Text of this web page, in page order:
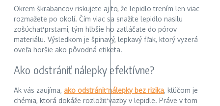
Okrem škrabancov riskujete aj to, že lepidlo trením len viac
rozmažete po okolí. Čím viac sa snažíte lepidlo nasilu
zošúchať prstami, tým hlbšie ho zatláčate do pórov
materiálu. Výsledkom je špinavý, lepkavý fľak, ktorý vyzerá
oveľa horšie ako pôvodná etiketa.
Ako odstrániť nálepky efektívne?
Ak vás zaujíma, ako odstrániť nálepky bez rizika, kľúčom je
chémia, ktorá dokáže rozložiť väzby v lepidle. Práve v tom